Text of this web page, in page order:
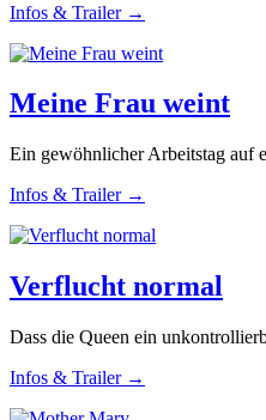
Infos & Trailer →
Meine Frau weint
Ein gewöhnlicher Arbeitstag auf
Infos & Trailer →
Verflucht normal
Dass die Queen ein
Infos & Trailer →